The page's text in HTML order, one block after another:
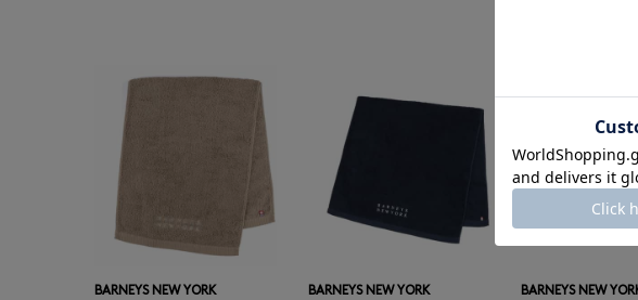
BARNEYS NEW YORK
BARNEYS NEW YORK
BARNEYS NEW